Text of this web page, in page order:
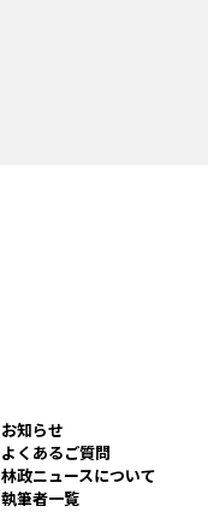
お知らせ
よくあるご質問
林政ニュースについて
執筆者一覧